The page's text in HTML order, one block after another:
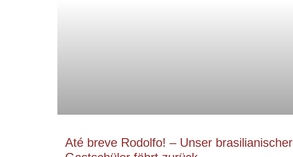
Até breve Rodolfo! – Unser brasilianischer